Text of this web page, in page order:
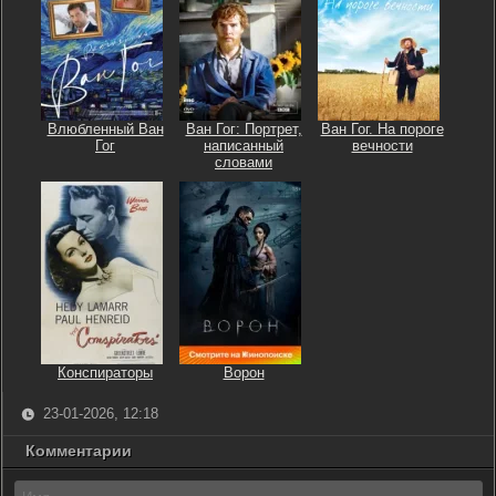
Влюбленный Ван
Гог
Ван Гог: Портрет,
написанный
словами
Ван Гог. На пороге
вечности
Конспираторы Ворон
23-01-2026, 12:18
Комментарии